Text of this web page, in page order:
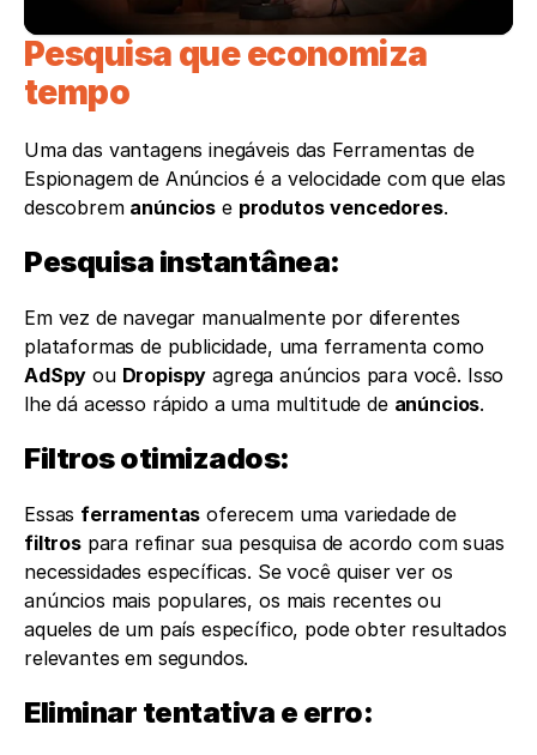
Pesquisa que economiza
tempo
Uma das vantagens inegáveis das Ferramentas de
Espionagem de Anúncios é a velocidade com que elas
descobrem anúncios e produtos vencedores.
Pesquisa instantânea:
Em vez de navegar manualmente por diferentes
AdSpy ou Dropispy agrega anúncios para você. Isso
lhe dá acesso rápido a uma multitude de anúncios.
Filtros otimizados:
Essas ferramentas
filtros para refinar sua pesquisa de acordo com suas
necessidades específicas. Se você quiser ver os
anúncios mais populares, os mais recentes ou
aqueles de um país específico, pode obter resultados
relevantes em segundos.
Eliminar tentativa e erro: